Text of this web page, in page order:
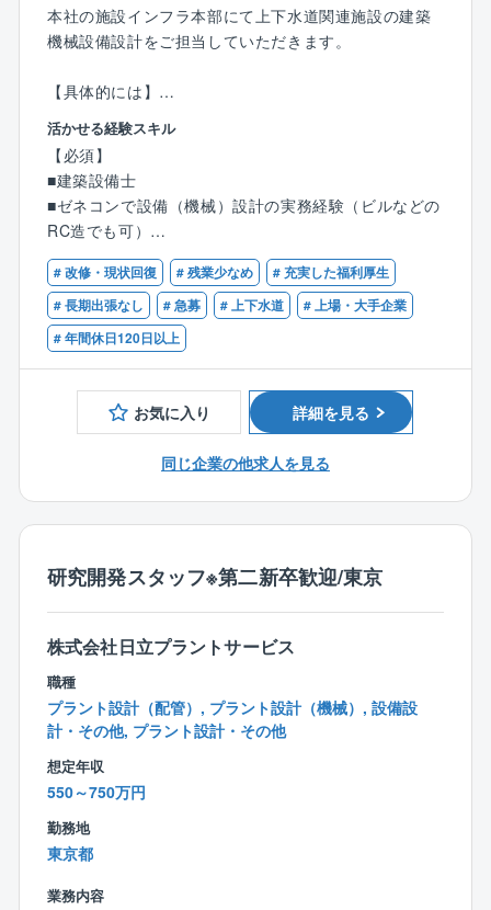
2. 私たちの暮らしの「当たり前」を支える、確かなや
りがい
潔であること。
ではありませんが、自分が設計したものが、地域の
人々の暮らしを何十年も守り続ける。
その確かな手応えは、構造設計者として歩むキャリア
の中で、大きな心の支えになるはずです。
3. 公共案件ならではの「ゆとりある納期管理」
民間商業案件でありがちな、施主の意向による急なプ
ラン変更や、無理な短納期に振り回されることが格段
に少なくなります。
発注元が官公庁であるため、年間を通じた業務スケジ
ュールが比較的明確であり、設計の品質向上にじっく
りと時間を割ける環境です。
土日祝休み）も、多忙な建築業界出身者には非常に大
本社の施設インフラ本部にて上下水道関連施設の建築
機械設備設計をご担当していただきます。
【具体的には】
1.給排⽔設備設計
2.換気設備設計
3.空調設備設計
4.衛⽣設備設計
5.搬送・昇降設備設計
【オリジナル設計社について】
上下水道を中心とした水インフラ整備における建設コ
ンサルタント業務を主軸に、東証スタンダード市場に
上場する企業です。国内の上下水道施設に関する調
査・計画・設計・施工管理から、維持管理支援や経営
コンサルティングまでをトータルに受託しています。
近年では、気候変動に伴う浸水対策や老朽化施設の再
境整備事業も展開しています。水に関わるトータルエ
を技術面から支えています。
【同社の魅力】
商業施設のようなスピード感のある開発も刺激的です
が、ここでは「数十年、100年と街を支え続ける施設」
と向き合います。
トレンドに左右されることなく、RC造の構造設計とい
う専門技術を、腰を据えてじっくりと深めていくこと
ができます。
一つの物件に丁寧に向き合い、納得のいく設計をした
い方にぴったりの環境です。
りがい
活かせる経験スキル
【必須】
■建築設備士
■ゼネコンで設備（機械）設計の実務経験（ビルなどの
RC造でも可）
【歓迎】
■設備設計1級建築士
■上下水道施設の設備設計の実務経験
# 改修・現状回復 # 残業少なめ
# 充実した福利厚生
# 長期出張なし
# 急募 # 上下水道
# 上場・大手企業
# 年間休日120日以上
お気に入り 詳細を見る
同じ企業の他求人を見る
研究開発スタッフ※第二新卒歓迎/東京
株式会社日立プラントサービス
職種
プラント設計（配管）, プラント設計（機械）, 設備設
計・その他, プラント設計・その他
想定年収
550～750万円
勤務地
東京都
業務内容